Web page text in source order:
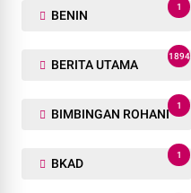
BENIN
1
BERITA UTAMA
1894
BIMBINGAN ROHANI
1
BKAD
1